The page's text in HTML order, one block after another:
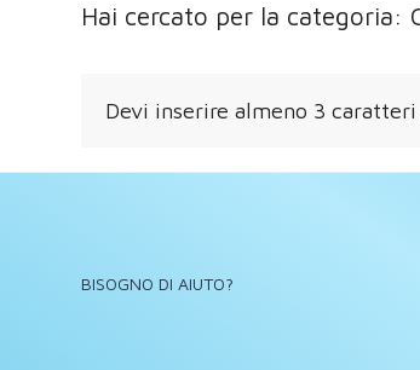
Hai cercato per la categoria:
Devi inserire almeno 3
BISOGNO DI AIUTO?